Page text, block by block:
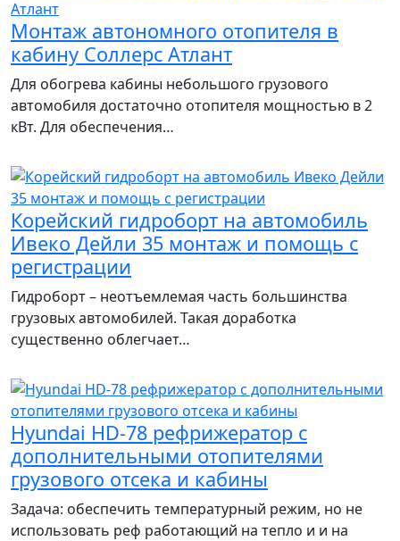
Монтаж автономного отопителя в
кабину Соллерс Атлант
Для обогрева кабины небольшого грузового
автомобиля достаточно отопителя мощностью в 2
кВт. Для обеспечения…
Корейский гидроборт на автомобиль
Ивеко Дейли 35 монтаж и помощь с
регистрации
Гидроборт – неотъемлемая часть большинства
грузовых автомобилей. Такая доработка
существенно облегчает…
Hyundai HD-78 рефрижератор с
дополнительными отопителями
грузового отсека и кабины
Задача: обеспечить температурный режим, но не
использовать реф работающий на тепло и и на